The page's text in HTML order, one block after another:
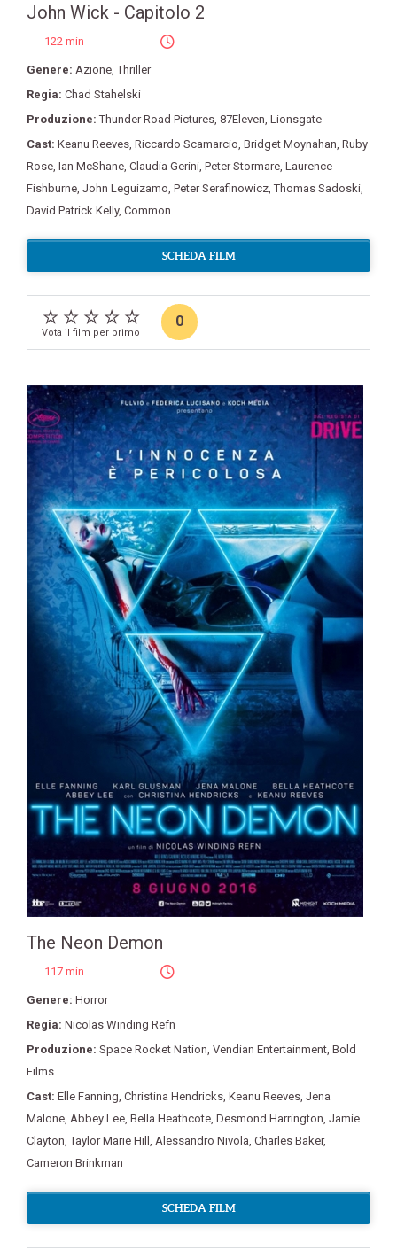
John Wick - Capitolo 2
122 min
Genere: Azione ,Thriller
Regia: Chad Stahelski
Produzione:Thunder Road Pictures 87Eleven Lionsgate
Cast: Keanu Reeves Riccardo Scamarcio Bridget Moynahan Ruby
Rose Ian McShane Claudia Gerini Peter Stormare Laurence
Fishburne John Leguizamo Peter Serafinowicz ,Thomas Sadoski
David Patrick Kelly, Common
SCHEDA FILM
Vota il film per primo
0
The Neon Demon
117 min
Genere: Horror
Regia: Nicolas Winding Refn
Produzione: Space Rocket Nation Vendian Entertainment Bold
Films
Cast: Elle Fanning Christina Hendricks Keanu Reeves Jena
Malone Abbey Lee Bella Heathcote Desmond Harrington Jamie
Clayton ,Taylor Marie Hill Alessandro Nivola Charles Baker,
Cameron Brinkman
SCHEDA FILM